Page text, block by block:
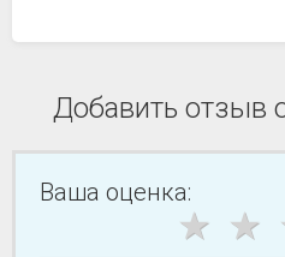
Добавить отзыв
Ваша оценка: